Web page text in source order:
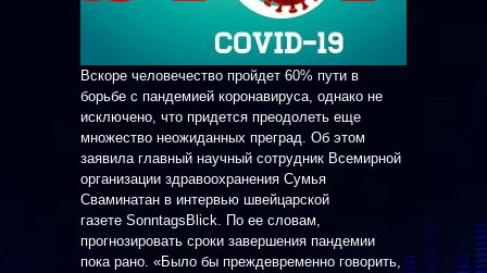
Вскоре человечество пройдет 60% пути в
борьбе с пандемией коронавируса, однако не
исключено, что придется преодолеть еще
множество неожиданных преград. Об этом
заявила главный научный сотрудник Всемирной
организации здравоохранения Сумья
Сваминатан в интервью швейцарской
газете SonntagsBlick. По ее словам,
прогнозировать сроки завершения пандемии
пока рано. «Было бы преждевременно говорить,